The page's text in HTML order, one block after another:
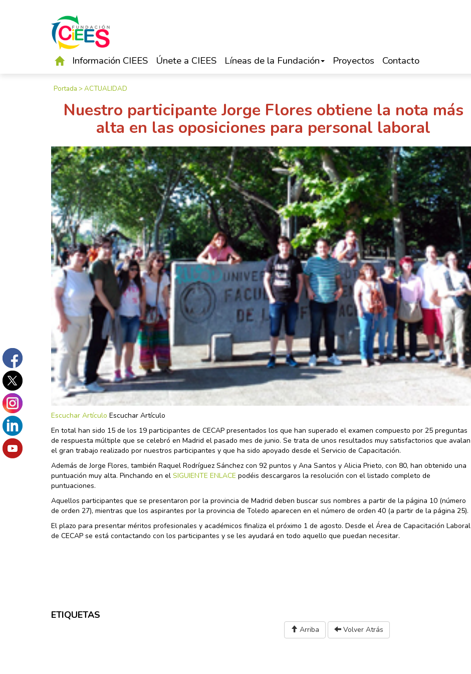
Información CIEES Únete a CIEES Líneas de la Fundación Proyectos Contacto
Portada >ACTUALIDAD
Nuestro participante Jorge Flores obtiene la nota más
alta en las oposiciones para personal laboral
Escuchar Artículo Escuchar Artículo
En total han sido 15 de los 19 participantes de CECAP presentados los que han superado el examen compuesto por 25 preguntas
de respuesta múltiple que se celebró en Madrid el pasado mes de junio. Se trata de unos resultados muy satisfactorios que avalan
el gran trabajo realizado por nuestros participantes y que ha sido apoyado desde el Servicio de Capacitación.
Además de Jorge Flores, también Raquel Rodríguez Sánchez con 92 puntos y Ana Santos y Alicia Prieto, con 80, han obtenido una
puntuación muy alta. Pinchando en el SIGUIENTE ENLACE podéis descargaros la resolución con el listado completo de
puntuaciones.
Aquellos participantes que se presentaron por la provincia de Madrid deben buscar sus nombres a partir de la página 10 (número
de orden 27), mientras que los aspirantes por la provincia de Toledo aparecen en el número de orden 40 (a partir de la página 25).
El plazo para presentar méritos profesionales y académicos finaliza el próximo 1 de agosto. Desde el Área de Capacitación Laboral
de CECAP se está contactando con los participantes y se les ayudará en todo aquello que puedan necesitar.
ETIQUETAS
Arriba Volver Atrás